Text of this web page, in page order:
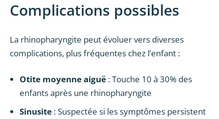
Complications possibles
La rhinopharyngite peut évoluer vers diverses
complications, plus fréquentes chez l’enfant :
Otite moyenne aiguë : Touche 10 à 30% des
enfants après une rhinopharyngite
Sinusite : Suspectée si les symptômes persistent